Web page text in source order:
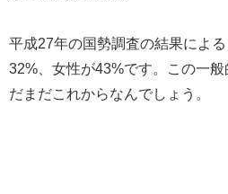
平成27年の国勢調査の結果によ
32%、女性が43%です。この一
だまだこれからなんでしょう。